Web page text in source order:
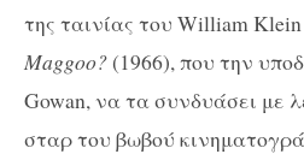
της ταινίας του William Klein
Maggoo? (1966), που την
Gowan, να τα συνδυάσει με
σταρ του βωβού